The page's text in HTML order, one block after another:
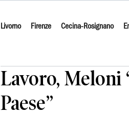
Livorno Firenze Cecina-Rosignano
Lavoro, Meloni
Paese”